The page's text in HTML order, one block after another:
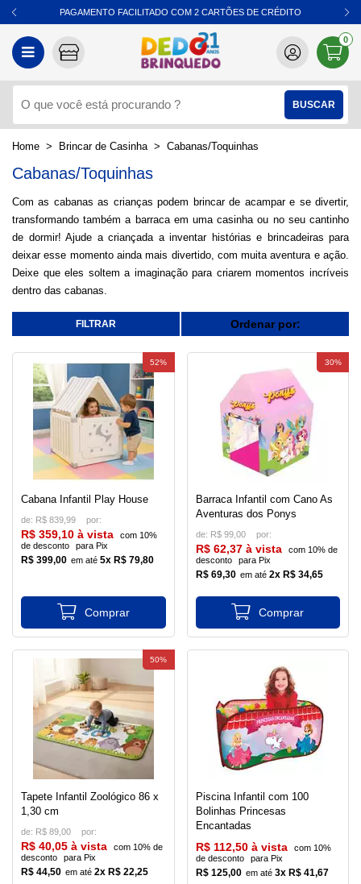
PAGAMENTO FACILITADO COM 2 CARTÕES DE CRÉDITO
0
Brincar de Casinha Cabanas/Toquinhas
Cabanas/Toquinhas
Com as cabanas as crianças podem brincar de acampar e se divertir,
transformando também a barraca em uma casinha ou no seu cantinho
de dormir! Ajude a criançada a inventar histórias e brincadeiras para
deixar esse momento ainda mais divertido, com muita aventura e ação.
Deixe que eles soltem a imaginação para criarem momentos incríveis
dentro das cabanas.
Ordenar por:
Cabana Infantil Play House
de: R$ 839,99
R$ 399,00 5x R$ 79,80
R$ 359,10 à vista
com 10%
de desconto
para Pix
52%
Barraca Infantil com Cano As
Aventuras dos Ponys
de: R$ 99,00
R$ 69,30 2x R$ 34,65
R$ 62,37 à vista
com 10% de
desconto
para Pix
30%
Tapete Infantil Zoológico 86 x
1,30 cm
de: R$ 89,00
R$ 44,50 2x R$ 22,25
R$ 40,05 à vista
com 10% de
desconto
para Pix
50%
Piscina Infantil com 100
Bolinhas Princesas
Encantadas
R$ 125,00 3x R$ 41,67
R$ 112,50 à vista
com 10%
de desconto
para Pix